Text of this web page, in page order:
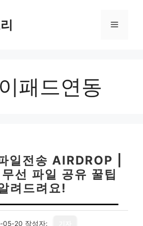
메
패드연동
일전송 AIRDROP |
선 파일 공유 꿀팁
려드려요!
05-20 작성자: